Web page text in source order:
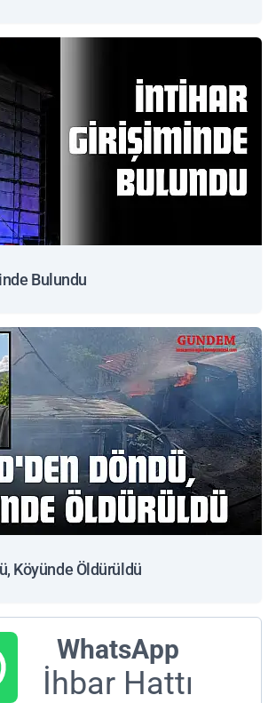
Bulundu
Köyünde Öldürüldü
WhatsApp
İhbar Hattı